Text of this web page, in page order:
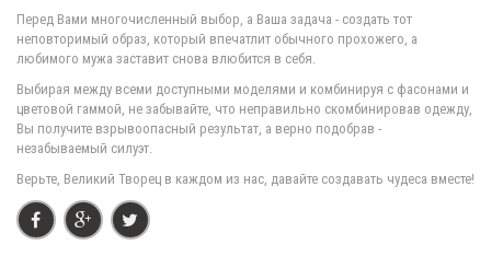
650.00грн.
Теплая женская кофта с хомутом
410.00грн.
Перед Вами многочисленный выбор, а Ваша задача - создать тот
неповторимый образ, который впечатлит обычного прохожего, а
любимого мужа заставит снова влюбится в себя.
Выбирая между всеми доступными моделями и комбинируя с фасонами и
цветовой гаммой, не забывайте, что неправильно скомбинировав одежду,
Вы получите взрывоопасный результат, а верно подобрав -
незабываемый силуэт.
Верьте, Великий Творец в каждом из нас, давайте создавать чудеса вместе!